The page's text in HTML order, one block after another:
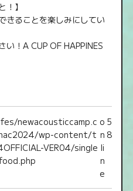
！】
きることを楽しみにしてい
い！A CUP OF HAPPINES
newacousticcamp.c
wp-content/t
VER04/single
o
n
li
n
e
5
8